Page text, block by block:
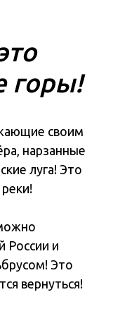
горы!
своим
нарзанные
луга! Это
России и
Это
вернуться!